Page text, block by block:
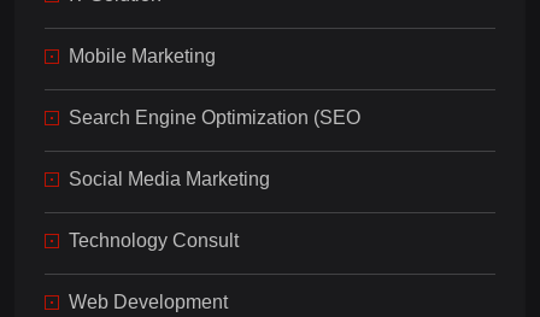
Mobile Marketing
Search Engine Optimization (SEO
Social Media Marketing
Technology Consult
Web Development